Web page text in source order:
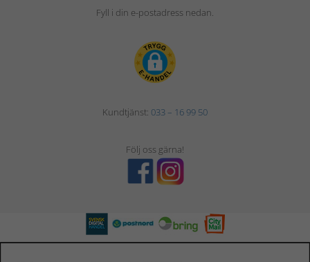
Fyll i din e-postadress nedan.
Kundtjänst: 033 – 16 99 50
Följ oss gärna!